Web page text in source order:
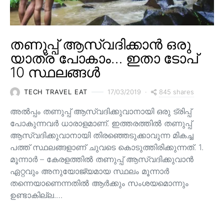
തണുപ്പ് ആസ്വദിക്കാൻ ഒരു
യാത്ര പോകാം… ഇതാ ടോപ്
10 സ്ഥലങ്ങൾ
TECH TRAVEL EAT 17/03/2019 845 shares
അൽപ്പം തണുപ്പ് ആസ്വദിക്കുവാനായി ഒരു ട്രിപ്പ്
പോകുന്നവർ ധാരാളമാണ്. ഇത്തരത്തിൽ തണുപ്പ്
ആസ്വദിക്കുവാനായി തിരഞ്ഞെടുക്കാവുന്ന മികച്ച
പത്ത് സ്ഥലങ്ങളാണ് ചുവടെ കൊടുത്തിരിക്കുന്നത്. 1.
മൂന്നാർ – കേരളത്തിൽ തണുപ്പ് ആസ്വദിക്കുവാൻ
ഏറ്റവും അനുയോജ്യമായ സ്ഥലം മൂന്നാർ
തന്നെയാണെന്നതിൽ ആർക്കും സംശയമൊന്നും
ഉണ്ടാകില്ല.…